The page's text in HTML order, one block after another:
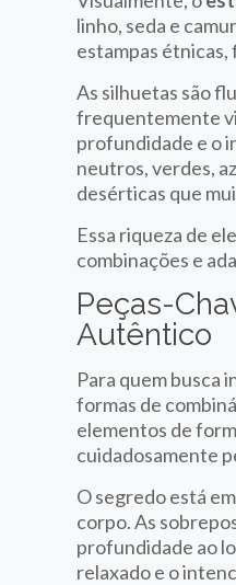
linho, seda e
estampas étnicas,
As silhuetas são
frequentemente
profundidade e o
neutros, verdes,
desérticas que
Essa riqueza de
combinações e
Peças-
Autêntico
Para quem busca
formas de
elementos de
cuidadosamente
O segredo está
corpo. As
profundidade ao
relaxado e o